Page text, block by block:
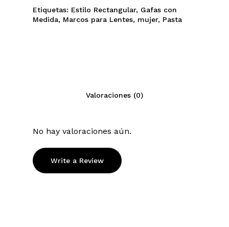
Etiquetas: Estilo Rectangular, Gafas con
Medida, Marcos para Lentes, mujer, Pasta
Valoraciones (0)
No hay valoraciones aún.
Write a Review